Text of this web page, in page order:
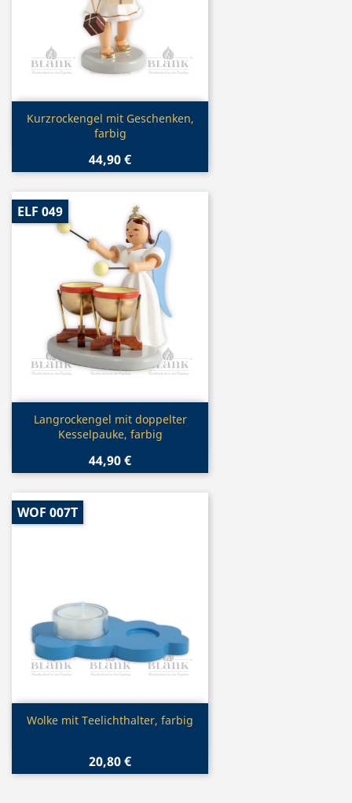
Vorschau
Kurzrockengel mit Geschenken,
farbig
44,90 €
Vorschau
Langrockengel mit doppelter
Kesselpauke, farbig
44,90 €
ELF 049
Vorschau
Wolke mit Teelichthalter, farbig
20,80 €
WOF 007T